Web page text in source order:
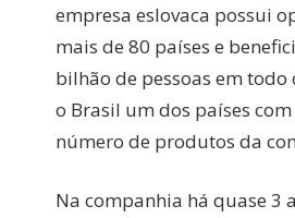
empresa eslovaca possui
mais de 80 países e
bilhão de pessoas em todo
o Brasil um dos países
número de produtos da
Na companhia há quase 3